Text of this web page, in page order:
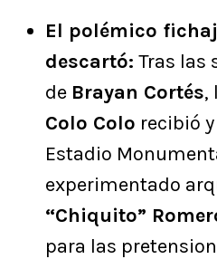
El polémico
descartó: Tras las
de Brayan Cortés,
Colo Colo recibió
Estadio
experimentado
“Chiquito”
para las